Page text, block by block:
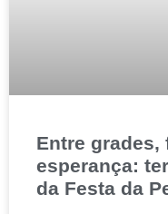
Entre grades,
esperança:
da Festa da